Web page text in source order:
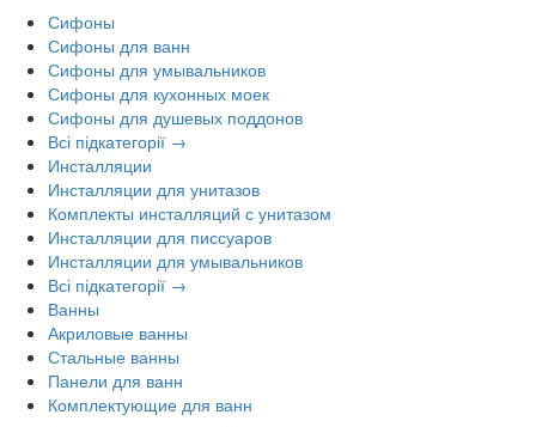
Сифоны
Сифоны для ванн
Сифоны для умывальников
Сифоны для кухонных моек
Сифоны для душевых поддонов
Всі підкатегорії →
Инсталляции
Инсталляции для унитазов
Комплекты инсталляций с унитазом
Инсталляции для писсуаров
Инсталляции для умывальников
Всі підкатегорії →
Ванны
Акриловые ванны
Стальные ванны
Панели для ванн
Комплектующие для ванн